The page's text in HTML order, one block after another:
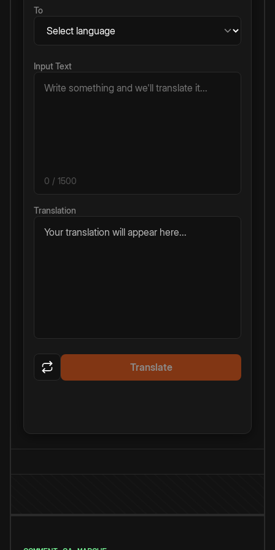
To
Input Text
0 / 1500
Translation
Your translation will appear here...
Translate